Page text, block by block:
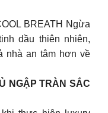
BREATH Ngừa
dầu thiên nhiên,
nhà an tâm hơn về
NGẬP TRÀN SẮC